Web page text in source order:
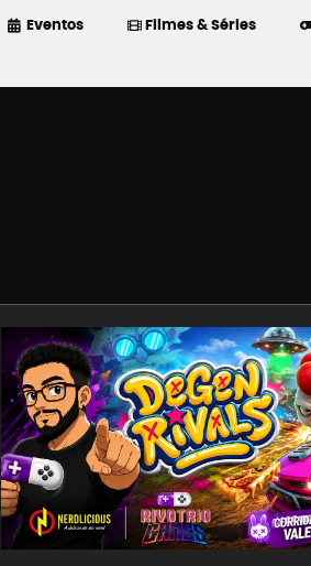
Eventos Filmes & Séries